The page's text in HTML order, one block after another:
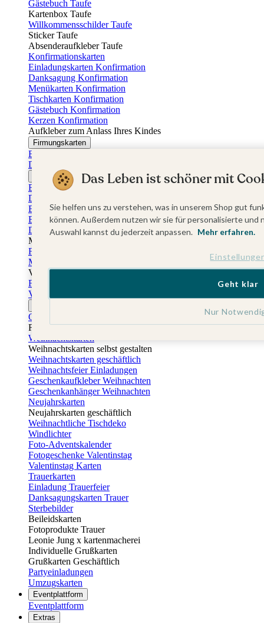
Gästebuch Taufe
Kartenbox Taufe
Willkommensschilder Taufe
Sticker Taufe
Absenderaufkleber Taufe
Konfirmationskarten
Einladungskarten Konfirmation
Danksagung Konfirmation
Menükarten Konfirmation
Tischkarten Konfirmation
Gästebuch Konfirmation
Kerzen Konfirmation
Aufkleber zum Anlass Ihres Kindes
Firmungskarten
Einladungskarten Firmung
Dankeskarten Firmung
Jugendweihekarten
Einladungskarten Jugendweihe
Dankeskarten Jugendweihe
Einschulungskarten
Einladungskarten Einschulung
Danksagung Einschulung
Muttertag
Fotogeschenke Muttertag
Muttertagskarten
Vatertag
Fotogeschenke Vatertag
Vatertagskarten
Osterkarten
Fotogeschenke zu Ostern
Weihnachtskarten
Weihnachtskarten selbst gestalten
Weihnachtskarten geschäftlich
Weihnachtsfeier Einladungen
Geschenkaufkleber Weihnachten
Geschenkanhänger Weihnachten
Neujahrskarten
Neujahrskarten geschäftlich
Weihnachtliche Tischdeko
Windlichter
Foto-Adventskalender
Fotogeschenke Valentinstag
Valentinstag Karten
Trauerkarten
Einladung Trauerfeier
Danksagungskarten Trauer
Sterbebilder
Beileidskarten
Fotoprodukte Trauer
Leonie Jung x kartenmacherei
Individuelle Grußkarten
Grußkarten Geschäftlich
Partyeinladungen
Umzugskarten
Eventplattform
Eventplattform
Extras
Das Leben ist schöner mit
Sie helfen uns zu verstehen, was in unserem Shop gut
können. Außerdem nutzen wir sie für personalisierte
Auswahl kannst du jederzeit anpassen. Mehr erfahren.
Nur
Geht klar